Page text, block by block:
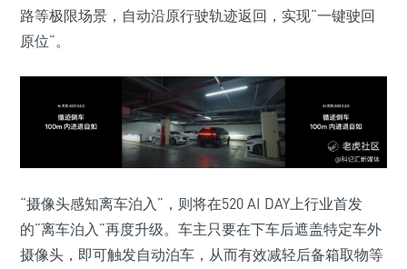
路等极限场景，自动沿原行驶轨迹返回，实现“一键驶回
原位”。
“摄像头感知离车泊入”，则将在520 AI DAY上行业首发
的“离车泊入”再度升级。车主只要在下车后遮盖特定车外
摄像头，即可触发自动泊车，从而有效减轻后备箱取物等